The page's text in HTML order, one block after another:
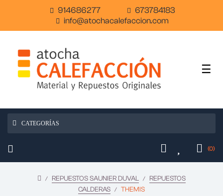
914686277
673784183
info@atochacalefaccion.com
☰
CATEGORÍAS
(0)
REPUESTOS SAUNIER DUVAL
REPUESTOS
CALDERAS
THEMIS